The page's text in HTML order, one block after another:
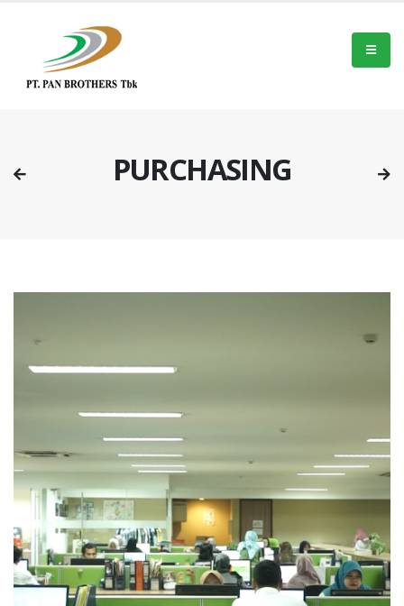
PURCHASING